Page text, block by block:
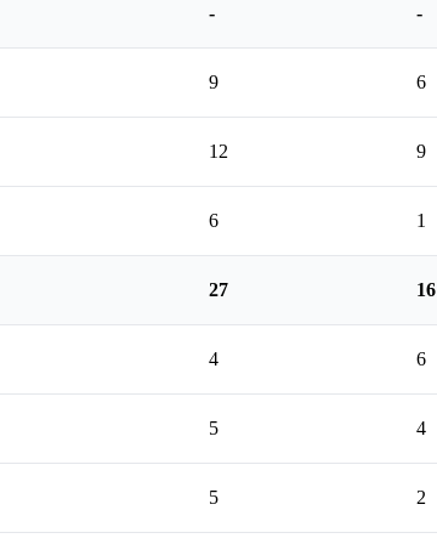
- -
9 6
12 9
6 1
27 16
4 6
5 4
5 2